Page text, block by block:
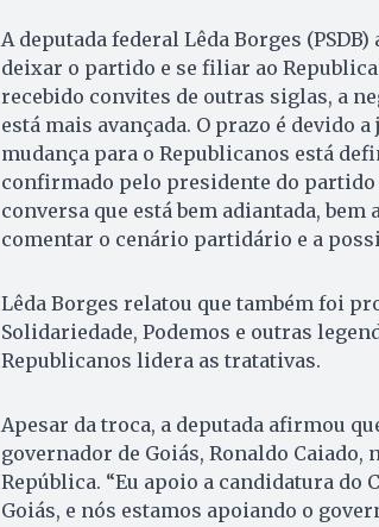
A deputada federal Lêda Borges
deixar o partido e se filiar ao
recebido convites de outras siglas, a
está mais avançada. O prazo é devido
mudança para o Republicanos está
confirmado pelo presidente do partido
conversa que está bem adiantada, bem
comentar o cenário partidário e a
Lêda Borges relatou que também foi
Solidariedade, Podemos e outras
Republicanos lidera as tratativas.
Apesar da troca, a deputada afirmou
governador de Goiás, Ronaldo Caiado,
República. “Eu apoio a candidatura do
Goiás, e nós estamos apoiando o